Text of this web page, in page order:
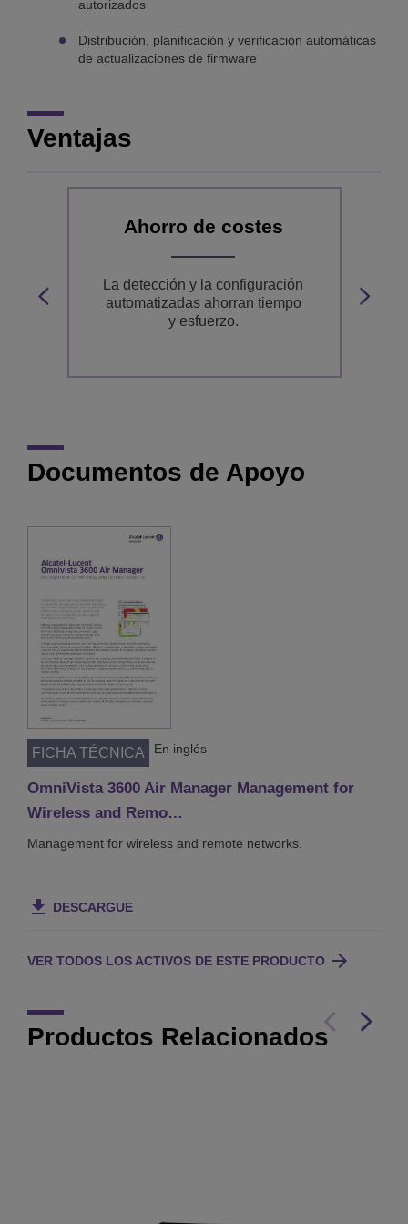
autorizados
Distribución, planificación y verificación automáticas
de actualizaciones de firmware
Ventajas
Ahorro de costes
La detección y la configuración
automatizadas ahorran tiempo
y esfuerzo.
Documentos de Apoyo
FICHA TÉCNICA En inglés
OmniVista 3600 Air Manager Management for
Wireless and Remo…
Management for wireless and remote networks.
DESCARGUE
VER TODOS LOS ACTIVOS DE ESTE PRODUCTO
Productos Relacionados